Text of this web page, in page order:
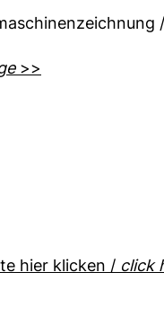
/
>>
hier klicken / click